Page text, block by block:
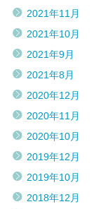
2021年11月
2021年10月
2021年9月
2021年8月
2020年12月
2020年11月
2020年10月
2019年12月
2019年10月
2018年12月